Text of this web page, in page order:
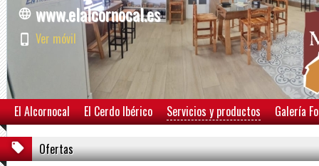
www.elalcornocal.es
Ver móvil
El Alcornocal El Cerdo Ibérico Servicios y productos Galería
Ofertas